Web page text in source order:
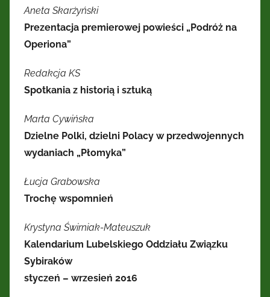
Aneta Skarżyński
Prezentacja premierowej powieści „Podróż na
Operiona”
Redakcja KS
Spotkania z historią i sztuką
Marta Cywińska
Dzielne Polki, dzielni Polacy w przedwojennych
wydaniach „Płomyka”
Łucja Grabowska
Trochę wspomnień
Krystyna Świrniak-Mateuszuk
Kalendarium Lubelskiego Oddziału Związku
Sybiraków
styczeń – wrzesień 2016